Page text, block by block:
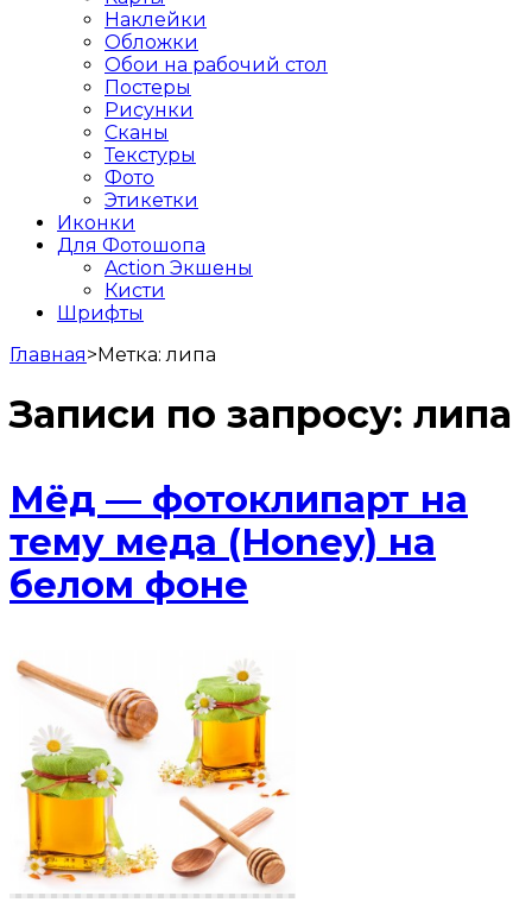
Наклейки
Обложки
Обои на рабочий стол
Постеры
Рисунки
Сканы
Текстуры
Фото
Этикетки
Иконки
Для Фотошопа
Action Экшены
Кисти
Шрифты
Главная>Метка:липа
Записи по запросу: липа
Мёд — фотоклипарт на
тему меда (Honey) на
белом фоне